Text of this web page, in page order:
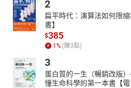
2
扁平時代：演算法如何限
書】
$385
1 % (賺3點)
3
蛋白質的一生（暢銷改版
懂生命科學的第一本書【電